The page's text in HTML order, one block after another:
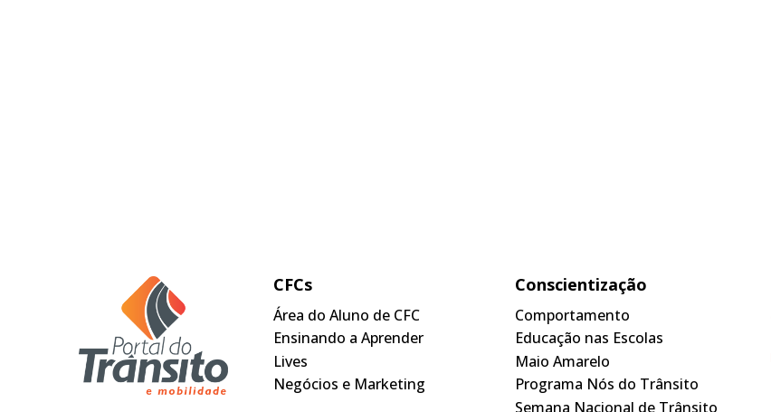
CFCs
Área do Aluno de CFC
Ensinando a Aprender
Lives
Negócios e Marketing
Conscientização
Comportamento
Educação nas Escolas
Maio Amarelo
Programa Nós do Trânsito
Semana Nacional de Trânsito